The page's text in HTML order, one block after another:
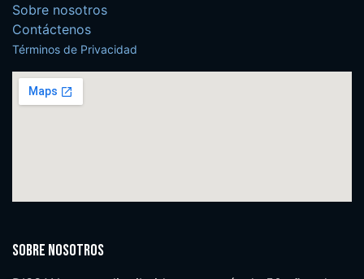
Sobre nosotros
Contáctenos
Términos de Privacidad
Sobre nosotros